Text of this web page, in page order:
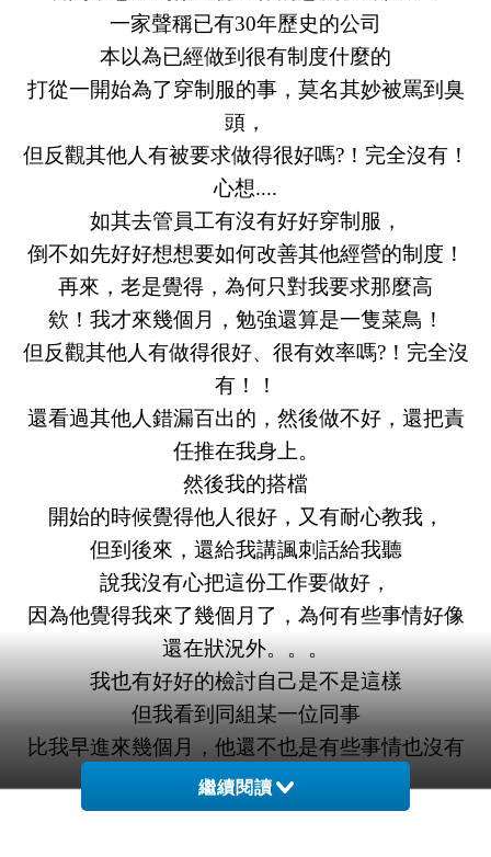
一家聲稱已有30年歷史的公司
本以為已經做到很有制度什麼的
打從一開始為了穿制服的事，莫名其妙被罵到臭
頭，
但反觀其他人有被要求做得很好嗎?！完全沒有！
心想....
如其去管員工有沒有好好穿制服，
倒不如先好好想想要如何改善其他經營的制度！
再來，老是覺得，為何只對我要求那麼高
欸！我才來幾個月，勉強還算是一隻菜鳥！
但反觀其他人有做得很好、很有效率嗎?！完全沒
有！！
還看過其他人錯漏百出的，然後做不好，還把責
任推在我身上。
然後我的搭檔
開始的時候覺得他人很好，又有耐心教我，
但到後來，還給我講諷刺話給我聽
說我沒有心把這份工作要做好，
因為他覺得我來了幾個月了，為何有些事情好像
還在狀況外。。。
我也有好好的檢討自己是不是這樣
但我看到同組某一位同事
比我早進來幾個月，他還不也是有些事情也沒有
搞懂。
講到這號同事，我反而比較認同他的觀點和做
繼續閱讀